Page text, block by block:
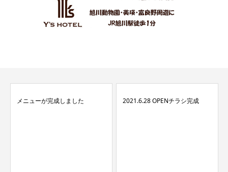
メニューが完成しました 2021.6.28 OPENチラシ完成